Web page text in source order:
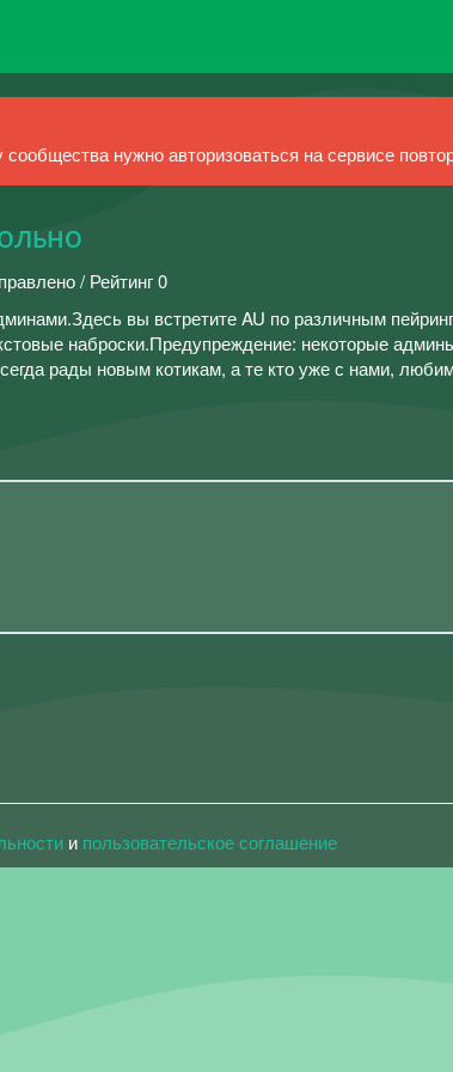
нужно авторизоваться на сервисе
/ Рейтинг 0
вы встретите AU по различным
наброски.Предупреждение: некоторые
рады новым котикам, а те кто уже с нами,
и пользовательское соглашение